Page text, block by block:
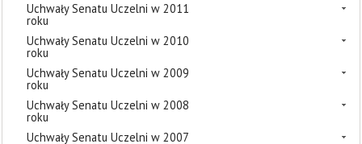
Uchwały Senatu Uczelni w 2011
roku
Uchwały Senatu Uczelni w 2010
roku
Uchwały Senatu Uczelni w 2009
roku
Uchwały Senatu Uczelni w 2008
roku
Uchwały Senatu Uczelni w 2007